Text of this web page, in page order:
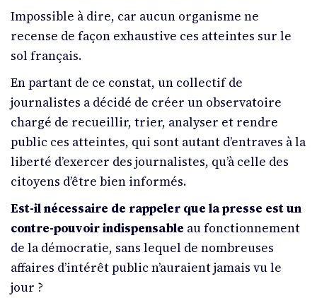
Impossible à dire, car aucun organisme ne
recense de façon exhaustive ces atteintes sur le
sol français.
En partant de ce constat, un collectif de
journalistes a décidé de créer un observatoire
chargé de recueillir, trier, analyser et rendre
public ces atteintes, qui sont autant d’entraves à la
liberté d’exercer des journalistes, qu’à celle des
citoyens d’être bien informés.
Est-il nécessaire de rappeler que la presse est un
contre-pouvoir indispensable au fonctionnement
de la démocratie, sans lequel de nombreuses
affaires d’intérêt public n’auraient jamais vu le
jour ?